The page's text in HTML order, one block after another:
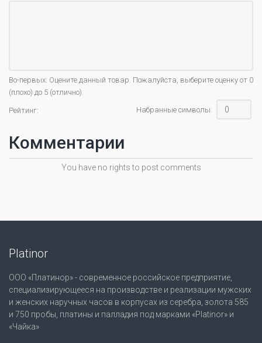
Во-первых: Оцените данный товар. Пожалуйста, выберите оценку от 0
(плохо) до 5 (отлично).
Рейтинг: Набранные символы:
Комментарии
You have no rights to post comments
Platinor
ООО «Платинор» - современное российское предприятие,
специализирующееся на производстве и реализации мужских
и женских наручных часов в корпусах из серебра, золота 585
и 750 пробы, платины и палладия под марками «Platinor» и
«Чайка»